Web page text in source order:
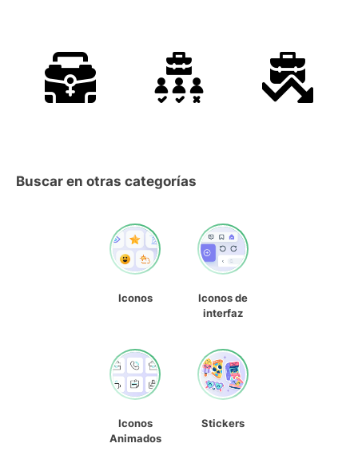
Buscar en otras categorías
Iconos
Iconos de
interfaz
Iconos
Animados
Stickers